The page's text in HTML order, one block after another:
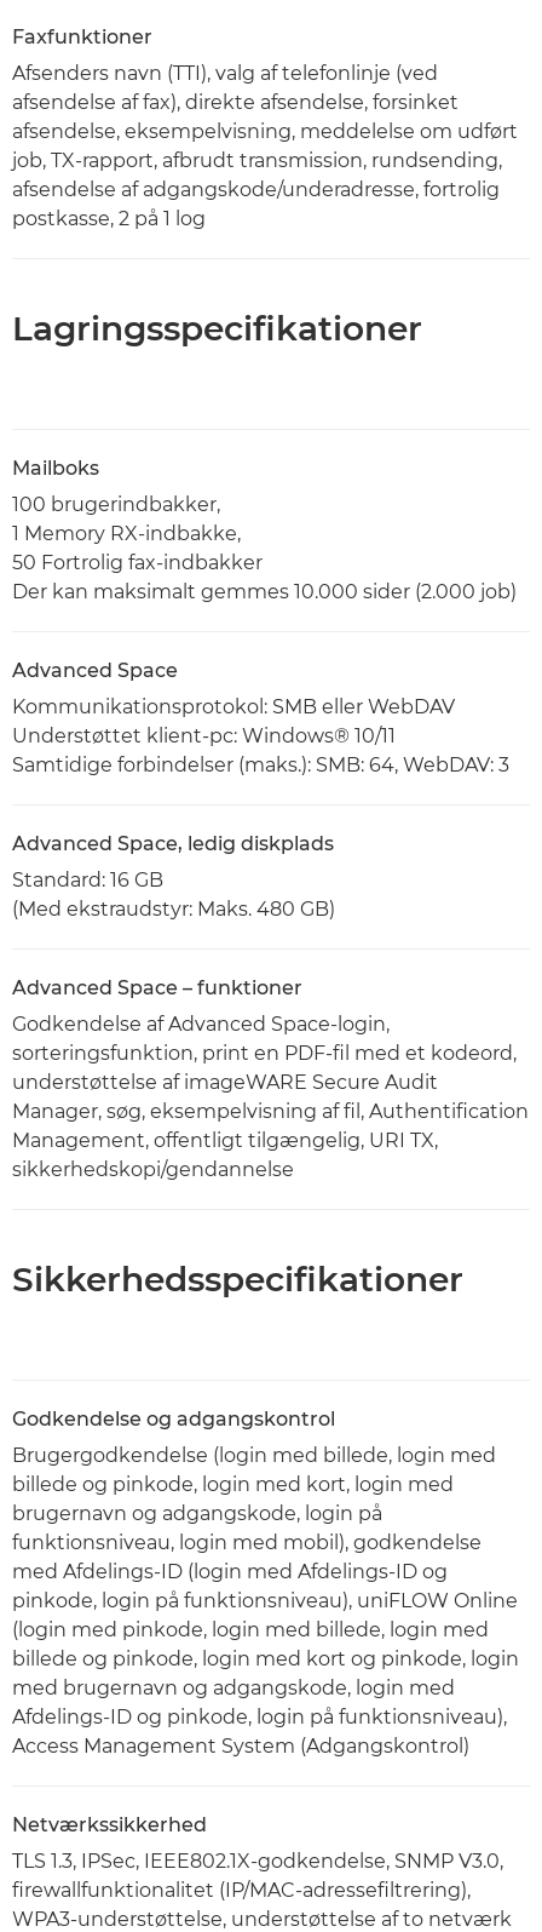
Faxfunktioner
Afsenders navn (TTI), valg af telefonlinje (ved
afsendelse af fax), direkte afsendelse, forsinket
afsendelse, eksempelvisning, meddelelse om udført
job, TX-rapport, afbrudt transmission, rundsending,
afsendelse af adgangskode/underadresse, fortrolig
postkasse, 2 på 1 log
Lagringsspecifikationer
Mailboks
100 brugerindbakker,
1 Memory RX-indbakke,
50 Fortrolig fax-indbakker
Der kan maksimalt gemmes 10.000 sider (2.000 job)
Advanced Space
Kommunikationsprotokol: SMB eller WebDAV
Understøttet klient-pc: Windows® 10/11
Samtidige forbindelser (maks.): SMB: 64, WebDAV: 3
Advanced Space, ledig diskplads
Standard: 16 GB
(Med ekstraudstyr: Maks. 480 GB)
Advanced Space – funktioner
Godkendelse af Advanced Space-login,
sorteringsfunktion, print en PDF-fil med et kodeord,
understøttelse af imageWARE Secure Audit
Manager, søg, eksempelvisning af fil, Authentification
Management, offentligt tilgængelig, URI TX,
sikkerhedskopi/gendannelse
Sikkerhedsspecifikationer
Godkendelse og adgangskontrol
Brugergodkendelse (login med billede, login med
billede og pinkode, login med kort, login med
brugernavn og adgangskode, login på
funktionsniveau, login med mobil), godkendelse
med Afdelings-ID (login med Afdelings-ID og
pinkode, login på funktionsniveau), uniFLOW Online
(login med pinkode, login med billede, login med
billede og pinkode, login med kort og pinkode, login
med brugernavn og adgangskode, login med
Afdelings-ID og pinkode, login på funktionsniveau),
Access Management System (Adgangskontrol)
Netværkssikkerhed
TLS 1.3, IPSec, IEEE802.1X-godkendelse, SNMP V3.0,
firewallfunktionalitet (IP/MAC-adressefiltrering),
WPA3-understøttelse, understøttelse af to netværk